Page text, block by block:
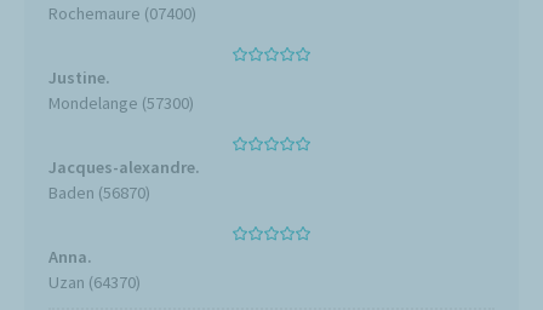
Rochemaure (07400)
Justine.
Mondelange (57300)
Jacques-alexandre.
Baden (56870)
Anna.
Uzan (64370)